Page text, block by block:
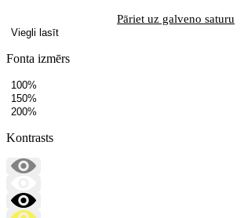
Pāriet uz galveno saturu
Viegli lasīt
Fonta izmērs
100%
150%
200%
Kontrasts